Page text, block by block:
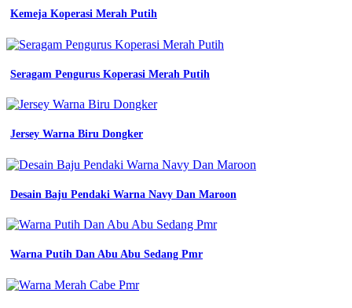
Kemeja Koperasi Merah Putih
Seragam Pengurus Koperasi Merah Putih
Jersey Warna Biru Dongker
Desain Baju Pendaki Warna Navy Dan Maroon
Warna Putih Dan Abu Abu Sedang Pmr